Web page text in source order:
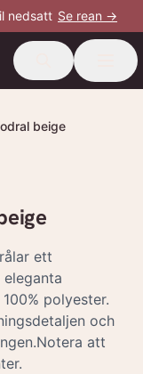
nedsatt Se rean →
beige
ett
polyester.
och
att